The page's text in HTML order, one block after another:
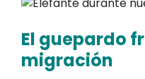
El guepardo
migración